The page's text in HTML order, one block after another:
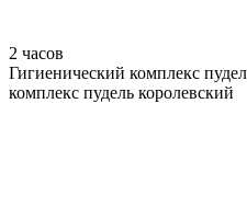
2 часов
Гигиенический комплекс
комплекс пудель королевский